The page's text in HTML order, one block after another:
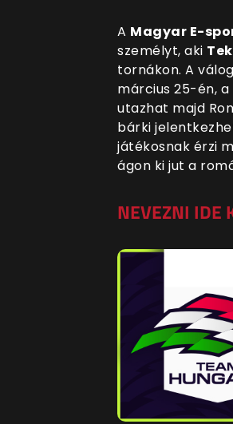
A Magyar E-
személyt, aki
tornákon. A
március 25-én,
utazhat majd
bárki
játékosnak érzi
ágon ki jut a
NEVEZNI IDE